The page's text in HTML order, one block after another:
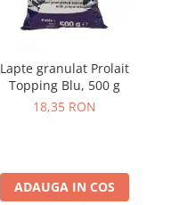
Lapte granulat Prolait
Topping Blu, 500 g
18,35 RON
ADAUGA IN COS